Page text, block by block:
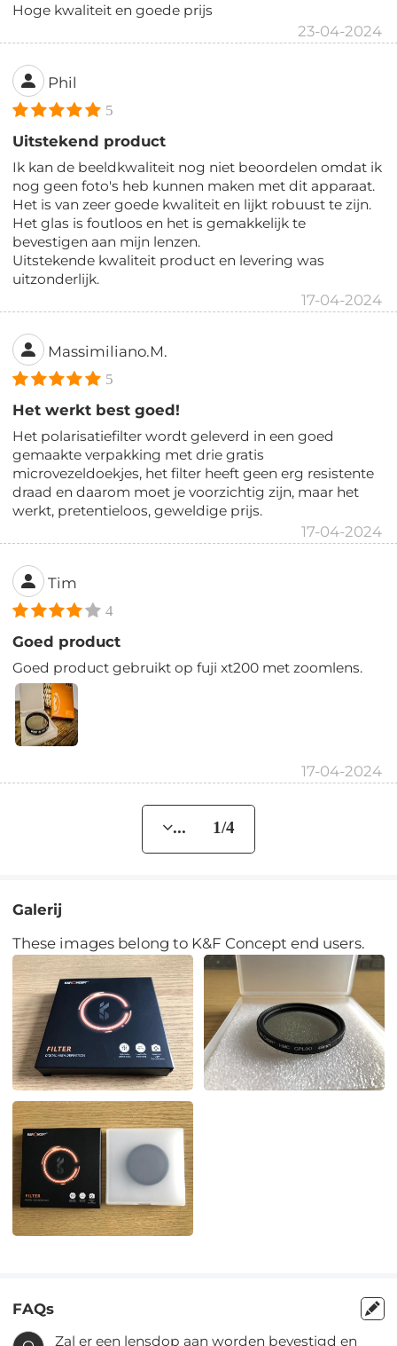
Hoge kwaliteit en goede prijs
23-04-2024
Phil
5
Uitstekend product
Ik kan de beeldkwaliteit nog niet beoordelen omdat ik
nog geen foto's heb kunnen maken met dit apparaat.
Het is van zeer goede kwaliteit en lijkt robuust te zijn.
Het glas is foutloos en het is gemakkelijk te
bevestigen aan mijn lenzen.
Uitstekende kwaliteit product en levering was
uitzonderlijk.
17-04-2024
Massimiliano.M.
5
Het werkt best goed!
Het polarisatiefilter wordt geleverd in een goed
gemaakte verpakking met drie gratis
microvezeldoekjes, het filter heeft geen erg resistente
draad en daarom moet je voorzichtig zijn, maar het
werkt, pretentieloos, geweldige prijs.
17-04-2024
Tim
4
Goed product
Goed product gebruikt op fuji xt200 met zoomlens.
17-04-2024
... 1/4
Galerij
These images belong to K&F Concept end users.
FAQs
Zal er een lensdop aan worden bevestigd en